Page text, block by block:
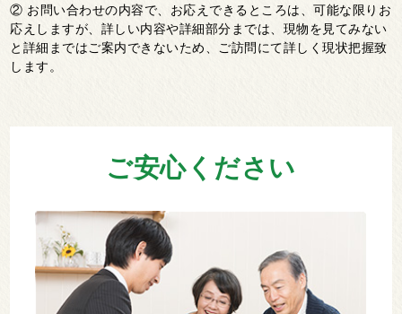
② お問い合わせの内容で、お応えできるところは、可能な限りお
応えしますが、詳しい内容や詳細部分までは、現物を⾒てみない
と詳細まではご案内できないため、ご訪問にて詳しく現状把握致
します。
ご安心ください